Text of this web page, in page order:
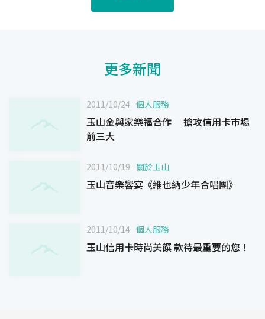
更多新聞
2011/10/24 個人服務
玉山金與家樂福合作 搶攻信用卡巿場
前三大
2011/10/19 關於玉山
玉山音樂響宴《維也納少年合唱團》
2011/10/14 個人服務
玉山信用卡時尚美饌 款待最重要的您！